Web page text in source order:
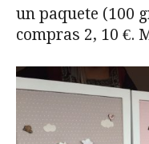
un paquete (100
compras 2, 10 €.